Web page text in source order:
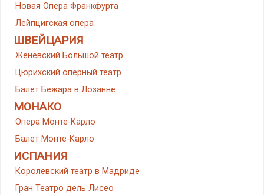
Новая Опера Франкфурта
Лейпцигская опера
ШВЕЙЦАРИЯ
Женевский Большой театр
Цюрихский оперный театр
Балет Бежара в Лозанне
МОНАКО
Опера Монте-Карло
Балет Монте-Карло
ИСПАНИЯ
Королевский театр в Мадриде
Гран Театро дель Лисео